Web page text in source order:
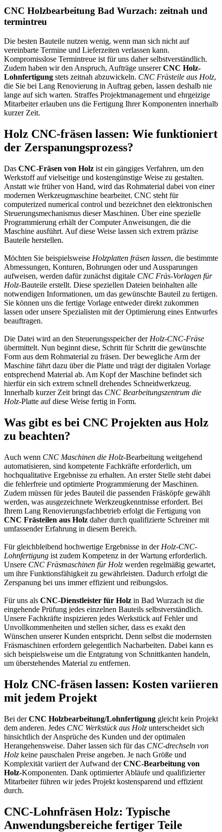
CNC Holzbearbeitung Bad Wurzach: zeitnah und
termintreu
Die besten Bauteile nutzen wenig, wenn man sich nicht auf
vereinbarte Termine und Lieferzeiten verlassen kann.
Kompromisslose Termintreue ist für uns daher selbstverständlich.
Zudem haben wir den Anspruch, Aufträge unsererCNC Holz-
Lohnfertigung stets zeitnah abzuwickeln. CNC Frästeile aus Holz,
die Sie bei Lang Renovierung in Auftrag geben, lassen deshalb nie
lange auf sich warten. Straffes Projektmanagement und ehrgeizige
Mitarbeiter erlauben uns die Fertigung Ihrer Komponenten innerhalb
kurzer Zeit.
Holz CNC-fräsen lassen: Wie funktioniert
der Zerspanungsprozess?
Das CNC-Fräsen von Holz ist ein gängiges Verfahren, um den
Werkstoff auf vielseitige und kostengünstige Weise zu gestalten.
Anstatt wie früher von Hand, wird das Rohmaterial dabei von einer
modernen Werkzeugmaschine bearbeitet. CNC steht für
computerized numerical control und bezeichnet den elektronischen
Steuerungsmechanismus dieser Maschinen. Über eine spezielle
Programmierung erhält der Computer Anweisungen, die die
Maschine ausführt. Auf diese Weise lassen sich extrem präzise
Bauteile herstellen.
Möchten Sie beispielsweise Holzplatten fräsen lassen, die bestimmte
Abmessungen, Konturen, Bohrungen oder und Aussparungen
aufweisen, werden dafür zunächst digitale CNC Fräs-Vorlagen für
Holz-Bauteile erstellt. Diese speziellen Dateien beinhalten alle
notwendigen Informationen, um das gewünschte Bauteil zu fertigen.
Sie können uns die fertige Vorlage entweder direkt zukommen
lassen oder unsere Spezialisten mit der Optimierung eines Entwurfes
beauftragen.
Die Datei wird an den Steuerungsspeicher der Holz-CNC-Fräse
übermittelt. Nun beginnt diese, Schritt für Schritt die gewünschte
Form aus dem Rohmaterial zu fräsen. Der bewegliche Arm der
Maschine fährt dazu über die Platte und trägt der digitalen Vorlage
entsprechend Material ab. Am Kopf der Maschine befindet sich
hierfür ein sich extrem schnell drehendes Schneidwerkzeug.
Innerhalb kurzer Zeit bringt das CNC Bearbeitungszentrum die
Holz-Platte auf diese Weise fertig in Form.
Was gibt es bei CNC Projekten aus Holz
zu beachten?
Auch wenn CNC Maschinen die Holz-Bearbeitung weitgehend
automatisieren, sind kompetente Fachkräfte erforderlich, um
hochqualitative Ergebnisse zu erhalten. An erster Stelle steht dabei
die fehlerfreie und optimierte Programmierung der Maschinen.
Zudem müssen für jedes Bauteil die passenden Fräsköpfe gewählt
werden, was ausgezeichnete Werkzeugkenntnisse erfordert. Bei
Ihrem Lang Renovierungsfachbetrieb erfolgt die Fertigung von
CNC Frästeilen aus Holz daher durch qualifizierte Schreiner mit
umfassender Erfahrung in diesem Bereich.
Für gleichbleibend hochwertige Ergebnisse in der Holz-CNC-
Lohnfertigung ist zudem Kompetenz in der Wartung erforderlich.
Unsere CNC Fräsmaschinen für Holz werden regelmäßig gewartet,
um ihre Funktionsfähigkeit zu gewährleisten. Dadurch erfolgt die
Zerspanung bei uns immer effizient und reibungslos.
Für uns als CNC-Dienstleister für Holz in Bad Wurzach ist die
eingehende Prüfung jedes einzelnen Bauteils selbstverständlich.
Unsere Fachkräfte inspizieren jedes Werkstück auf Fehler und
Unvollkommenheiten und stellen sicher, dass es exakt den
Wünschen unserer Kunden entspricht. Denn selbst die modernsten
Fräsmaschinen erfordern gelegentlich Nacharbeiten. Dabei kann es
sich beispielsweise um die Entgratung von Schnittkanten handeln,
um überstehendes Material zu entfernen.
Holz CNC-fräsen lassen: Kosten variieren
mit jedem Projekt
Bei derCNC Holzbearbeitung/Lohnfertigung gleicht kein Projekt
dem anderen. Jedes CNC Werkstück aus Holz unterscheidet sich
hinsichtlich der Ansprüche des Kunden und der optimalen
Herangehensweise. Daher lassen sich für das CNC-drechseln von
Holz keine pauschalen Preise angeben. Je nach Größe und
Komplexität variiert der Aufwand derCNC-Bearbeitung von
Holz-Komponenten. Dank optimierter Abläufe und qualifizierter
Mitarbeiter führen wir jedes Projekt kostensparend und effizient
durch.
CNC-Lohnfräsen Holz: Typische
Anwendungsbereiche fertiger Teile